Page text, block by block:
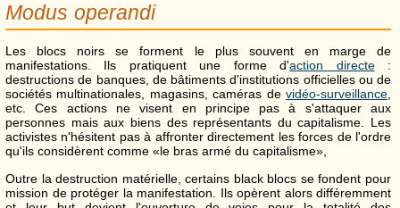
Modus operandi
Les blocs noirs se forment le plus souvent en marge de
manifestations. Ils pratiquent une forme d'action directe:
destructions de banques, de bâtiments d'institutions officielles ou de
sociétés multinationales, magasins, caméras de vidéo-surveillance
etc. Ces actions ne visent en principe pas à s'attaquer aux
personnes mais aux biens des représentants du capitalisme. Les
activistes n'hésitent pas à affronter directement les forces de l'ordre
qu'ils considèrent comme «le bras armé du capitalisme»,
Outre la destruction matérielle, certains black blocs se fondent pour
mission de protéger la manifestation. Ils opèrent alors différemment